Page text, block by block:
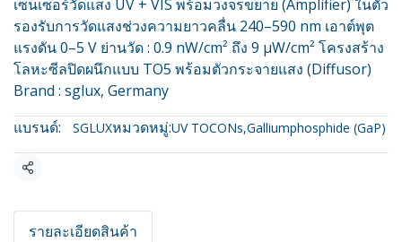
เซ็นเซอร์วัดแสง UV + VIS พร้อมวงจรขยาย (Amplifier) ในตัว
รองรับการวัดแสงช่วงความยาวคลื่น 240–590 nm เอาต์พุต
แรงดัน 0–5 V ย่านวัด : 0.9 nW/cm² ถึง 9 µW/cm² โครงสร้าง
โลหะซีลปิดผนึกแบบ TO5 พร้อมตัวกระจายแสง (Diffusor)
Brand : sglux, Germany
แบรนด์:
SGLUXหมวดหมู่:UV TOCONs,Galliumphosphide (GaP)
แชร์
รายละเอียดสินค้า